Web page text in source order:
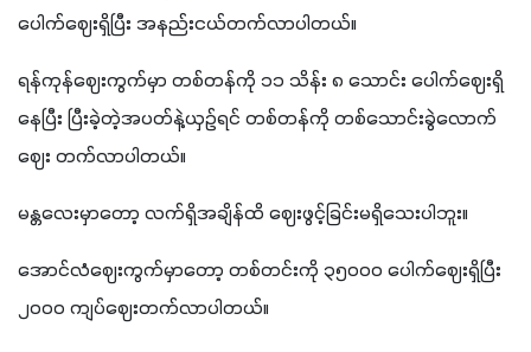
ပေါက်ဈေးရှိပြီး အနည်းငယ်တက်လာပါတယ်။
ရန်ကုန်ဈေးကွက်မှာ တစ်တန်ကို ၁၁ သိန်း ၈ သောင်း ပေါက်ဈေးရှိ
နေပြီး ပြီးခဲ့တဲ့အပတ်နဲ့ယှဉ်ရင် တစ်တန်ကို တစ်သောင်းခွဲလောက်
ဈေး တက်လာပါတယ်။
မန္တလေးမှာတော့ လက်ရှိအချိန်ထိ ဈေးဖွင့်ခြင်းမရှိသေးပါဘူး။
အောင်လံဈေးကွက်မှာတော့ တစ်တင်းကို ၃၅၀၀၀ ပေါက်ဈေးရှိပြီး
၂၀၀၀ ကျပ်ဈေးတက်လာပါတယ်။